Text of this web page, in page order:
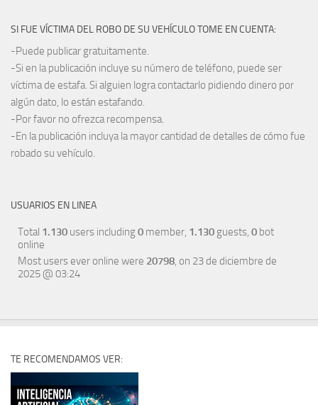
SI FUE VÍCTIMA DEL ROBO DE SU VEHÍCULO TOME EN CUENTA:
-Puede publicar gratuitamente.
-Si en la publicación incluye su número de teléfono, puede ser
víctima de estafa. Si alguien logra contactarlo pidiendo dinero por
algún dato, lo están estafando.
-Por favor no ofrezca recompensa.
-En la publicación incluya la mayor cantidad de detalles de cómo fue
robado su vehículo.
USUARIOS EN LINEA
Total 1.130 users including0 member, 1.130 guests, 0 bot
online
Most users ever online were 20798, on 23 de diciembre de
2025 @ 03:24
TE RECOMENDAMOS VER: